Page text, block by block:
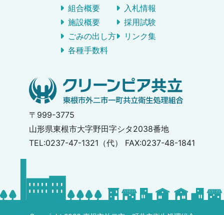
組合概要
施設概要
ごみの出し方
各種手数料
入札情報
採用試験
リンク集
〒999-3775
山形県東根市大字野田字シタ2038番地
TEL:0237-47-1321（代） FAX:0237-48-1841